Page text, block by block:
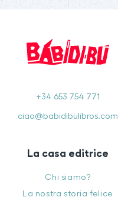
+34 653 754 771
ciao@babidibulibros.com
La casa editrice
Chi siamo?
La nostra storia felice